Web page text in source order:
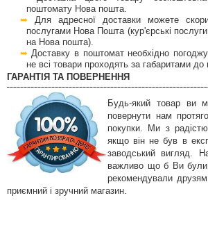
поштомату Нова пошта.
Для адресної доставки можете
послугами Нова Пошта (кур'єрські
на Нова пошта).
Доставку в поштомат необхідно
не всі товари проходять за габаритами до
ГАРАНТІЯ ТА ПОВЕРНЕННЯ
Будь-який товар ви
повернути нам
покупки. Ми з
якщо він не був в
заводський вигляд.
важливо що б Ви були
рекомендували друзям
приємний і зручний магазин.